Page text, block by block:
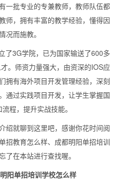
一批专业的专兼教师，教师队伍都
师，拥有丰富的教学经验，懂得因
况而施教。
了3G学院，已为国家输送了600多
。师资力量强大，由资深的IOS应
拥有海外项目开发管理经验，深刻
通过实践项目开发，让学生掌握国
程，提升实战技能。
绍就聊到这里吧，感谢你花时间阅
招教育怎么样、成都明阳单招培训
了在本站进行查找喔。
阳单招培训学校怎么样